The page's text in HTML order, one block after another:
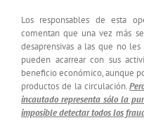
Los responsables de esta
comentan que una vez más
desaprensivas a las que no
pueden acarrear con sus
beneficio económico, aunque
productos de la circulación.
incautado representa sólo la
imposible detectar todos los